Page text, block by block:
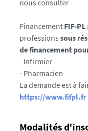
nous consulter
Financement FIF-PL
professions sous
de financement
- Infirmier
- Pharmacien
La demande est à
https://www.fifpl.fr
Modalités